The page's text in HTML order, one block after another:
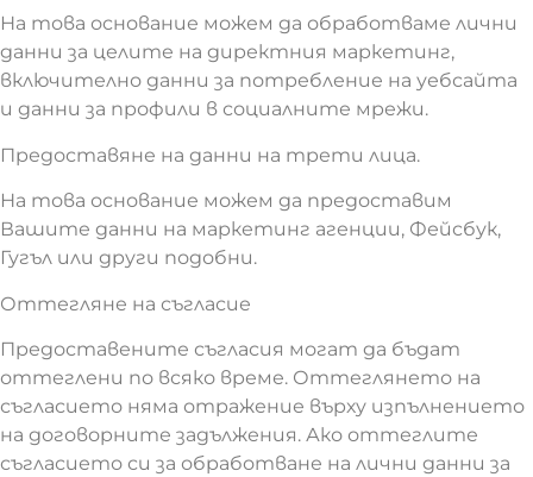
На това основание можем да обработваме лични
данни за целите на директния маркетинг,
включително данни за потребление на уебсайта
и данни за профили в социалните мрежи.
Предоставяне на данни на трети лица.
На това основание можем да предоставим
Вашите данни на маркетинг агенции, Фейсбук,
Гугъл или други подобни.
Оттегляне на съгласие
Предоставените съгласия могат да бъдат
оттеглени по всяко време. Оттеглянето на
съгласието няма отражение върху изпълнението
на договорните задължения. Ако оттеглите
съгласието си за обработване на лични данни за